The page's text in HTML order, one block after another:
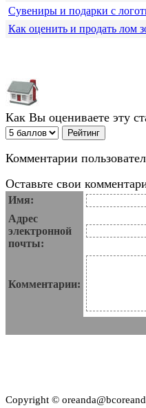
Сувениры и подарки с
Как оценить и продать лом
Как Вы оцениваете эту
Комментарии
Оставьте свои
Имя:
Адрес
электронной
почты:
Комментарии:
Copyright ©